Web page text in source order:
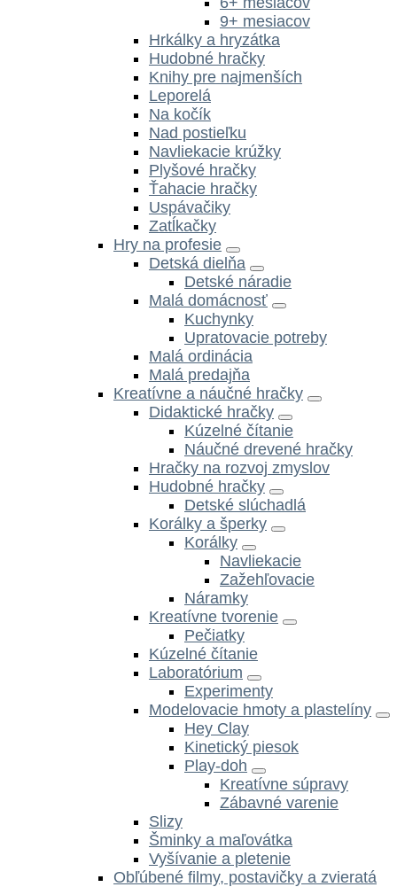
9+ mesiacov
Hrkálky a hryzátka
Hudobné hračky
Knihy pre najmenších
Leporelá
Na kočík
Nad postieľku
Navliekacie krúžky
Plyšové hračky
Ťahacie hračky
Uspávačiky
Zatĺkačky
Hry na profesie
Detská dielňa
Detské náradie
Malá domácnosť
Kuchynky
Upratovacie potreby
Malá ordinácia
Malá predajňa
Kreatívne a náučné hračky
Didaktické hračky
Kúzelné čítanie
Náučné drevené hračky
Hračky na rozvoj zmyslov
Hudobné hračky
Detské slúchadlá
Korálky a šperky
Korálky
Navliekacie
Zažehľovacie
Náramky
Kreatívne tvorenie
Pečiatky
Kúzelné čítanie
Laboratórium
Experimenty
Modelovacie hmoty a plastelíny
Hey Clay
Kinetický piesok
Play-doh
Kreatívne súpravy
Zábavné varenie
Slizy
Šminky a maľovátka
Vyšívanie a pletenie
Obľúbené filmy, postavičky a zvieratá